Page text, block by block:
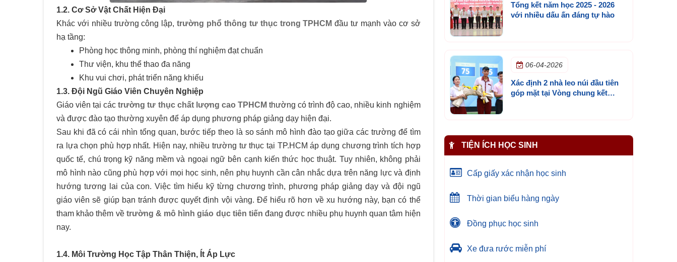
1.2. Cơ Sở Vật Chất Hiện Đại
Khác với nhiều trường công lập,trường phổ thông tư thục trong TPHCM đầu tư mạnh vào cơ sở
hạ tầng:
Phòng học thông minh, phòng thí nghiệm đạt chuẩn
Thư viện, khu thể thao đa năng
Khu vui chơi, phát triển năng khiếu
1.3. Đội Ngũ Giáo Viên Chuyên Nghiệp
Giáo viên tại cáctrường tư thục chất lượng cao TPHCM thường có trình độ cao, nhiều kinh nghiệm
và được đào tạo thường xuyên để áp dụng phương pháp giảng dạy hiện đại.
Sau khi đã có cái nhìn tổng quan, bước tiếp theo là so sánh mô hình đào tạo giữa các trường để tìm
ra lựa chọn phù hợp nhất. Hiện nay, nhiều trường tư thục tại TP.HCM áp dụng chương trình tích hợp
quốc tế, chú trọng kỹ năng mềm và ngoại ngữ bên cạnh kiến thức học thuật. Tuy nhiên, không phải
mô hình nào cũng phù hợp với mọi học sinh, nên phụ huynh cần cân nhắc dựa trên năng lực và định
hướng tương lai của con. Việc tìm hiểu kỹ từng chương trình, phương pháp giảng dạy và đội ngũ
giáo viên sẽ giúp bạn tránh được quyết định vội vàng. Để hiểu rõ hơn về xu hướng này, bạn có thể
tham khảo thêm về trường & mô hình giáo dục tiên tiến đang được nhiều phụ huynh quan tâm hiện
nay.
1.4. Môi Trường Học Tập Thân Thiện, Ít Áp Lực
Tổng kết năm học 2025 - 2026
với nhiều dấu ấn đáng tự hào
06-04-2026
Xác định 2 nhà leo núi đầu tiên
góp mặt tại Vòng chung kết
TIỆN ÍCH HỌC SINH
Cấp giấy xác nhận học sinh
Thời gian biểu hàng ngày
Đồng phục học sinh
Xe đưa rước miễn phí